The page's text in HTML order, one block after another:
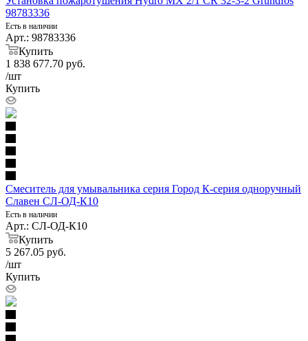
98783336
Есть в наличии
Арт.: 98783336
Купить
1 838 677.70 руб.
/шт
Купить
Смеситель для умывальника серия Город К-серия одноручный
Славен СЛ-ОД-К10
Есть в наличии
Арт.: СЛ-ОД-К10
Купить
5 267.05 руб.
/шт
Купить